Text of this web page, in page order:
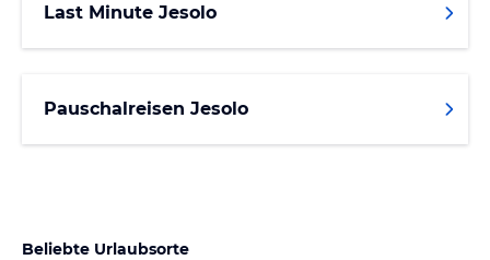
Last Minute Jesolo
Pauschalreisen Jesolo
Beliebte Urlaubsorte